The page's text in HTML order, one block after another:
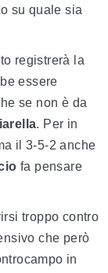
su quale sia
registrerà la
essere
se non è da
. Per in
il 3-5-2 anche
fa pensare
troppo contro
che però
in